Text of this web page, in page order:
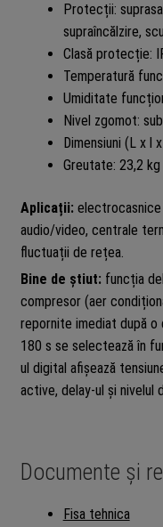
Protecții:
supraîncălzire,
Clasă protecție:
Temperatură
Umiditate
Nivel zgomot:
Dimensiuni (L x l
Greutate: 23,2 kg
Aplicații:electrocasnice
audio/video, centrale
fluctuații de rețea.
Bine de știut:funcția
compresor (aer
repornite imediat după o
180 s se selectează în
ul digital afișează
active, delay-ul și nivelul
Documente și
Fisa tehnica